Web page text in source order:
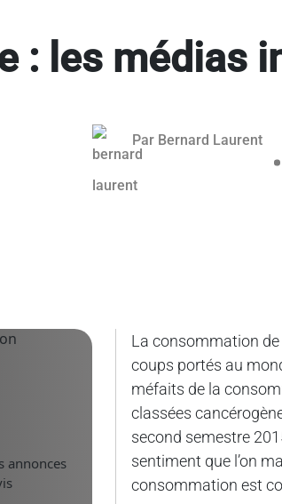
: les médias
Par Bernard Laurent
La consommation
coups portés au
méfaits de la
classées
second semestre
sentiment que l’on
consommation est
annonces